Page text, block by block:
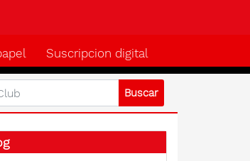
Suscripcion digital